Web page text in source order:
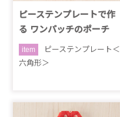
ピーステンプレートで作
る ワンパッチのポーチ
item
ピーステンプレート＜
六角形＞